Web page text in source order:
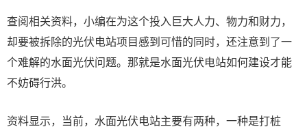
查阅相关资料，小编在为这个投入巨大人力、物力和财力，
却要被拆除的光伏电站项目感到可惜的同时，还注意到了一
个难解的水面光伏问题。那就是水面光伏电站如何建设才能
不妨碍行洪。
资料显示，当前，水面光伏电站主要有两种，一种是打桩